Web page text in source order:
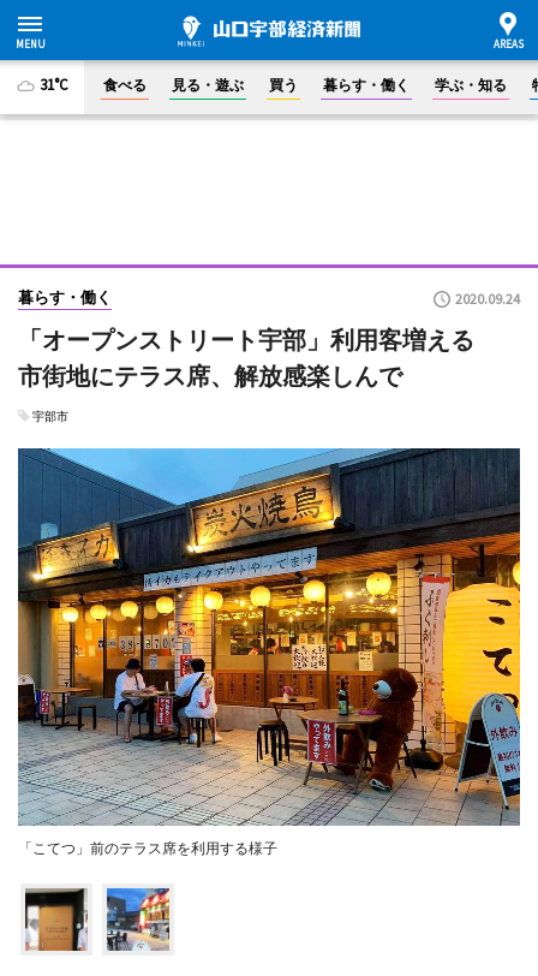
31°C 食べる 見る・遊ぶ 買う 暮らす・働く 学ぶ・知る
暮らす・働く 2020.09.24
「オープンストリート宇部」利用客増える
市街地にテラス席、解放感楽しんで
宇部市
「こてつ」前のテラス席を利用する様子